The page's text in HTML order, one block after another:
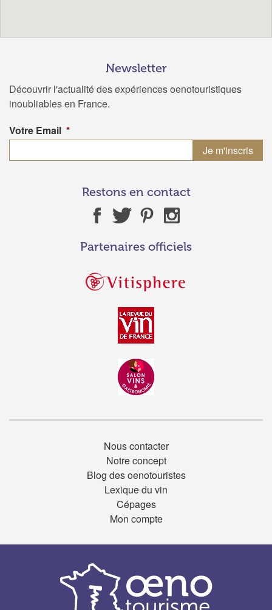
Newsletter
Découvrir l'actualité des expériences oenotouristiques
inoubliables en France.
Votre Email *
Restons en contact
Partenaires officiels
Nous contacter
Notre concept
Blog des oenotouristes
Lexique du vin
Cépages
Mon compte